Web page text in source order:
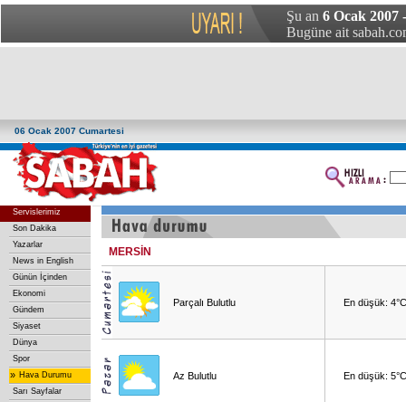
Şu an 6 Ocak 2007
Bugüne ait
06 Ocak 2007 Cumartesi
Servislerimiz
Son Dakika
Yazarlar
News in English
Günün İçinden
Ekonomi
Gündem
Siyaset
Dünya
Spor
» Hava Durumu
Sarı Sayfalar
MERSİN
Parçalı Bulutlu En düşük: 4°C
Az Bulutlu En düşük: 5°C